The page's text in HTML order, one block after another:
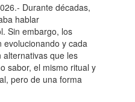
Durante décadas,
hablar
Sin embargo, los
evolucionando y cada
que les
sabor, el mismo ritual y
pero de una forma